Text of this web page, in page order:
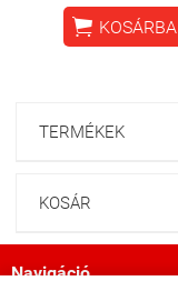
 KOSÁRBA
TERMÉKEK
KOSÁR
Navigáció